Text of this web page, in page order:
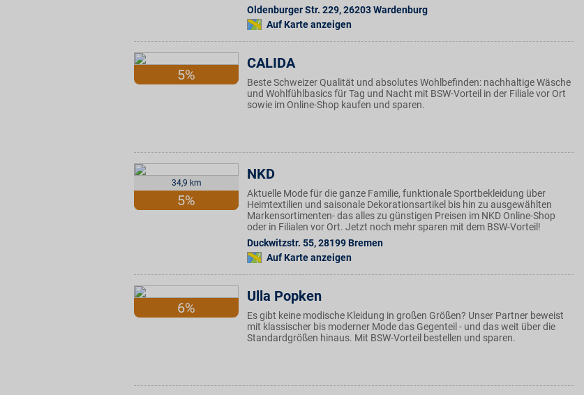
Oldenburger Str. 229,26203Wardenburg
Auf Karte anzeigen
5%
CALIDA
Beste Schweizer Qualität und absolutes Wohlbefinden: nachhaltige Wäsche
und Wohlfühlbasics für Tag und Nacht mit BSW-Vorteil in der Filiale vor Ort
sowie im Online-Shop kaufen und sparen.
34,9 km
5%
NKD
Aktuelle Mode für die ganze Familie, funktionale Sportbekleidung über
Heimtextilien und saisonale Dekorationsartikel bis hin zu ausgewählten
Markensortimenten- das alles zu günstigen Preisen im NKD Online-Shop
oder in Filialen vor Ort. Jetzt noch mehr sparen mit dem BSW-Vorteil!
Duckwitzstr. 55,28199 Bremen
Auf Karte anzeigen
6%
Ulla Popken
Es gibt keine modische Kleidung in großen Größen? Unser Partner beweist
mit klassischer bis moderner Mode das Gegenteil - und das weit über die
Standardgrößen hinaus. Mit BSW-Vorteil bestellen und sparen.